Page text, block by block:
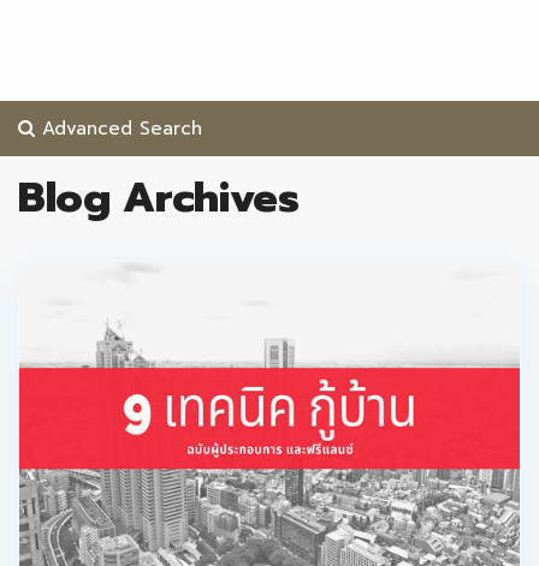
Advanced Search
Blog Archives